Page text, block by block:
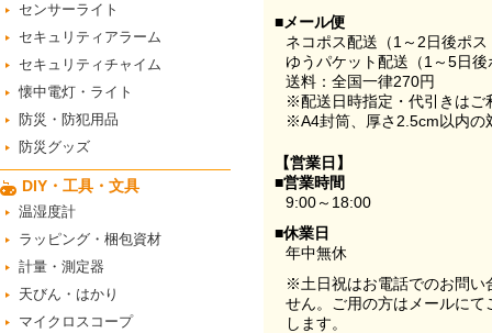
センサーライト
セキュリティアラーム
セキュリティチャイム
懐中電灯・ライト
防災・防犯用品
防災グッズ
DIY・工具・文具
温湿度計
ラッピング・梱包資材
計量・測定器
天びん・はかり
マイクロスコープ
■メール便
ネコポス配送（1～2日後ポ
ゆうパケット配送（1～5日
送料：全国一律270円
※配送日時指定・代引きはご
※A4封筒、厚さ2.5cm以内の
【営業日】
■営業時間
9:00～18:00
■休業日
年中無休
※土日祝はお電話でのお問い
せん。ご用の方はメールに
します。